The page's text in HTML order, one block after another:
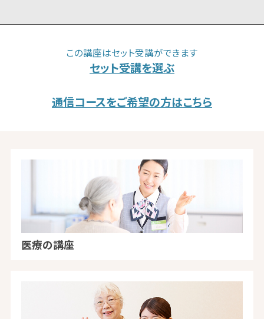
この講座はセット受講ができます
セット受講を選ぶ
通信コースをご希望の方はこちら
医療の講座